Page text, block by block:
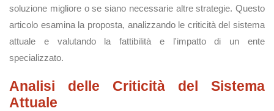
soluzione migliore o se siano necessarie altre strategie. Questo
articolo esamina la proposta, analizzando le criticità del sistema
attuale e valutando la fattibilità e l'impatto di un ente
specializzato.
Analisi delle Criticità del Sistema
Attuale